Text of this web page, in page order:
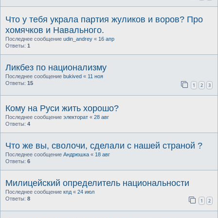
Что у тебя украла партия жуликов и воров? Про
хомячков и Навального.
Последнее сообщение udin_andrey « 16 апр
Ответы: 1
Ликбез по национализму
Последнее сообщение bukived « 11 ноя
Ответы: 15 1 2 3
Кому на Руси жить хорошо?
Последнее сообщение электорат « 28 авг
Ответы: 4
Что же вы, сволочи, сделали с нашей стpаной ?
Последнее сообщение Андрюшка « 18 авг
Ответы: 6
Милицейский определитель национальности
Последнее сообщение кпд « 24 июл
Ответы: 8 1 2